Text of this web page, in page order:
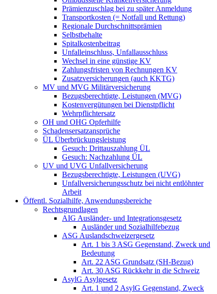
Prämienzuschlag bei zu später Anmeldung
Transportkosten (= Notfall und Rettung)
Regionale Durchschnittsprämien
Selbstbehalte
Spitalkostenbeitrag
Unfalleinschluss, Unfallausschluss
Wechsel in eine günstige KV
Zahlungsfristen von Rechnungen KV
Zusatzversicherungen (auch KKTG)
MV und MVG Militärversicherung
Bezugsberechtigte, Leistungen (MVG)
Kostenvergütungen bei Dienstpflicht
Wehrpflichtersatz
OH und OHG Opferhilfe
Schadensersatzansprüche
ÜL Überbrückungsleistung
Gesuch: Drittauszahlung ÜL
Gesuch: Nachzahlung ÜL
UV und UVG Unfallversicherung
Bezugsberechtigte, Leistungen (UVG)
Unfallversicherungsschutz bei nicht entlöhnter
Arbeit
Öffentl. Sozialhilfe, Anwendungsbereiche
Rechtsgrundlagen
AIG Ausländer- und Integrationsgesetz
Ausländer und Sozialhilfebezug
ASG Auslandschweizergesetz
Art. 1 bis 3 ASG Gegenstand, Zweck und
Bedeutung
Art. 22 ASG Grundsatz (SH-Bezug)
Art. 30 ASG Rückkehr in die Schweiz
AsylG Asylgesetz
Art. 1 und 2 AsylG Gegenstand, Zweck